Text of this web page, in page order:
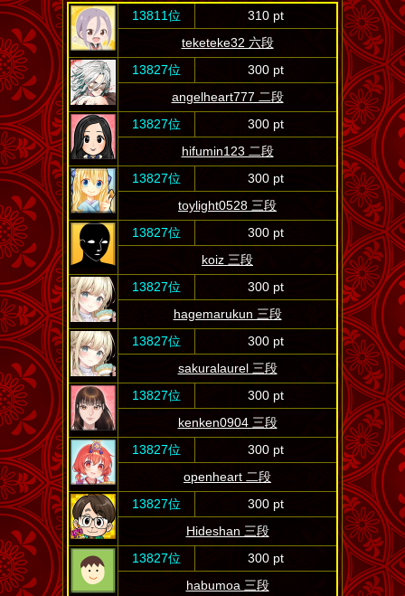
13811位
310 pt
teketeke32 六段
13827位
300 pt
angelheart777 二段
13827位
300 pt
hifumin123 二段
13827位
300 pt
toylight0528 三段
13827位
300 pt
koiz 三段
13827位
300 pt
hagemarukun 三段
13827位
300 pt
sakuralaurel 三段
13827位
300 pt
kenken0904 三段
13827位
300 pt
openheart 二段
13827位
300 pt
Hideshan 三段
13827位
300 pt
habumoa 三段